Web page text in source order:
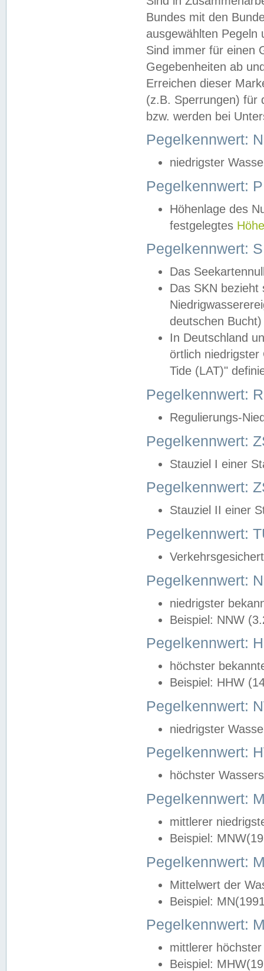
Bundes mit den
ausgewählten
Sind immer für einen
Gegebenheiten ab
Erreichen dieser
(z.B. Sperrungen) für
bzw. werden bei
Pegelkennwert:
niedrigster
Pegelkennwert:
Höhenlage des
festgelegtes
Pegelkennwert:
Das
Das SKN
deutschen
In Deutschland
örtlich
Tide (LAT)"
Pegelkennwert:
Regulierungs-
Pegelkennwert:
Stauziel I einer
Pegelkennwert:
Stauziel II einer
Pegelkennwert:
Pegelkennwert:
niedrigster
Beispiel: NNW
Pegelkennwert:
höchster
Beispiel: HHW
Pegelkennwert:
niedrigster
Pegelkennwert:
höchster
Pegelkennwert:
mittlerer
Beispiel:
Pegelkennwert:
Mittelwert der
Beispiel:
Pegelkennwert:
mittlerer
Beispiel: